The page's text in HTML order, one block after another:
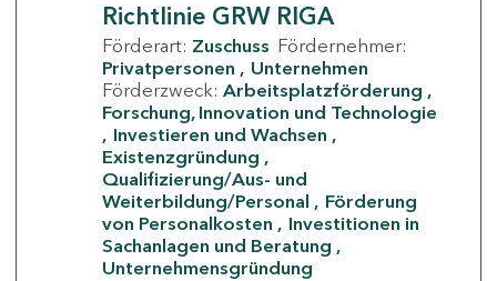
Richtlinie GRW RIGA
Förderart: Zuschuss Fördernehmer:
Privatpersonen
Unternehmen
Förderzweck: Arbeitsplatzförderung
Forschung, Innovation und Technologie
Investieren und Wachsen
Existenzgründung
Qualifizierung/Aus- und
Weiterbildung/Personal
Förderung
von Personalkosten
Investitionen in
Sachanlagen und Beratung
Unternehmensgründung